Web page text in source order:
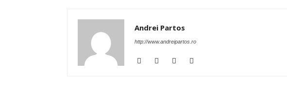
Andrei Partos
http://www.andreipartos.ro